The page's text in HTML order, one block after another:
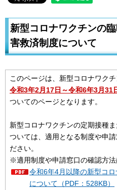
新型コロナワクチンの
害救済制度について
このページは、新型コロナワク
令和3年2月17日～令和6年3月31
ついてのページとなります。
新型コロナワクチンの定期接種
ついては、適用となる制度や申
ださい。
※適用制度や申請窓口の確認方法
令和6年4月以降の新型コ
について（PDF：528KB）